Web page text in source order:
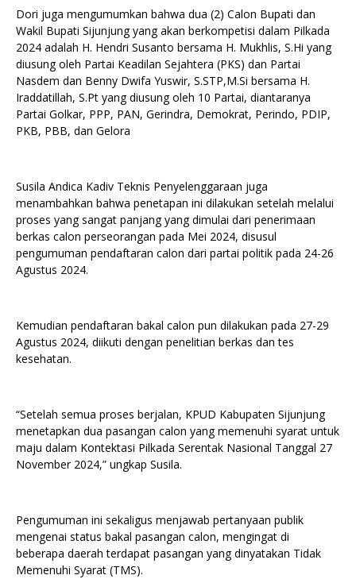
Dori juga mengumumkan bahwa dua (2) Calon Bupati dan
Wakil Bupati Sijunjung yang akan berkompetisi dalam Pilkada
2024 adalah H. Hendri Susanto bersama H. Mukhlis, S.Hi yang
diusung oleh Partai Keadilan Sejahtera (PKS) dan Partai
Nasdem dan Benny Dwifa Yuswir, S.STP,M.Si bersama H.
Iraddatillah, S.Pt yang diusung oleh 10 Partai, diantaranya
Partai Golkar, PPP, PAN, Gerindra, Demokrat, Perindo, PDIP,
PKB, PBB, dan Gelora
Susila Andica Kadiv Teknis Penyelenggaraan juga
menambahkan bahwa penetapan ini dilakukan setelah melalui
proses yang sangat panjang yang dimulai dari penerimaan
berkas calon perseorangan pada Mei 2024, disusul
pengumuman pendaftaran calon dari partai politik pada 24-26
Agustus 2024.
Kemudian pendaftaran bakal calon pun dilakukan pada 27-29
Agustus 2024, diikuti dengan penelitian berkas dan tes
kesehatan.
“Setelah semua proses berjalan, KPUD Kabupaten Sijunjung
menetapkan dua pasangan calon yang memenuhi syarat untuk
maju dalam Kontektasi Pilkada Serentak Nasional Tanggal 27
November 2024,” ungkap Susila.
Pengumuman ini sekaligus menjawab pertanyaan publik
mengenai status bakal pasangan calon, mengingat di
beberapa daerah terdapat pasangan yang dinyatakan Tidak
Memenuhi Syarat (TMS).